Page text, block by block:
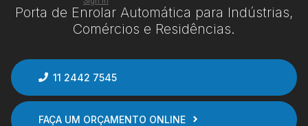
Porta de Enrolar Automática para Indústrias,
Comércios e Residências.
11 2442 7545
FAÇA UM ORÇAMENTO ONLINE